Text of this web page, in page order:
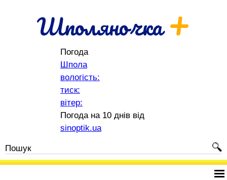
Шполяночка+
Погода
Шпола
вологість:
тиск:
вітер:
Погода на 10 днів від
sinoptik.ua